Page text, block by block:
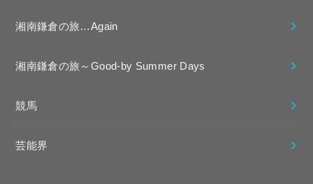
湘南鎌倉の旅…Again
湘南鎌倉の旅～Good-by Summer Days
競馬
芸能界